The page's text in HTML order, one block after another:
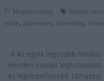
Magyarország borbás
máté, közkedvelt, közmédia,
Bejegyzés
navigáció
Az egyik legszebb hivatás
minden család legbiztosabb
és legönzetlenebb támaszai